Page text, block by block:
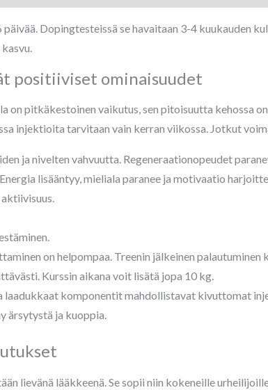
Dopingtesteissä se havaitaan 3-4 kuukauden
positiiviset ominaisuudet
on pitkäkestoinen vaikutus, sen pitoisuutta kehossa
injektioita tarvitaan vain kerran viikossa. Jotkut
ja nivelten vahvuutta. Regeneraationopeudet
lisääntyy, mieliala paranee ja motivaatio
on helpompaa. Treenin jälkeinen palautuminen
Kurssin aikana voit lisätä jopa 10 kg.
laadukkaat komponentit mahdollistavat kivuttomat
ärsytystä ja kuoppia.
lievänä lääkkeenä. Se sopii niin kokeneille